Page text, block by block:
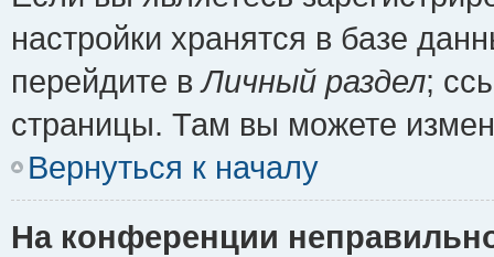
настройки хранятся в базе
перейдите вЛичный раздел;
страницы. Там вы можете
Вернуться к началу
На конференции